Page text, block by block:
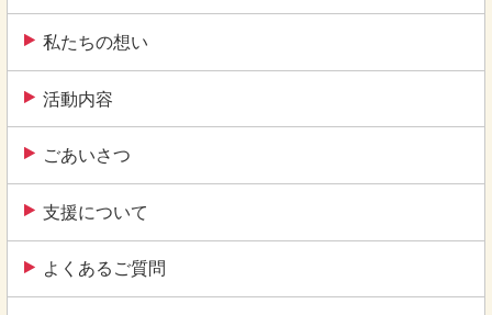
私たちの想い
活動内容
ごあいさつ
支援について
よくあるご質問